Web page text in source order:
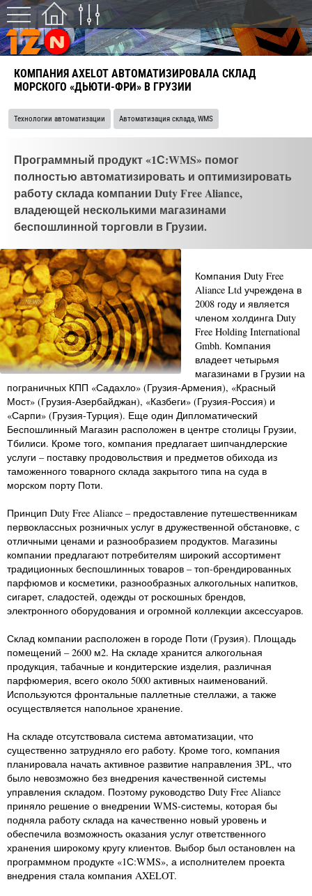
КОМПАНИЯ AXELOT АВТОМАТИЗИРОВАЛА СКЛАД
МОРСКОГО «ДЬЮТИ-ФРИ» В ГРУЗИИ
Технологии автоматизации Автоматизация склада, WMS
Программный продукт «1С:WMS» помог
полностью автоматизировать и оптимизировать
работу склада компании Duty Free Aliance,
владеющей несколькими магазинами
беспошлинной торговли в Грузии.
Компания Duty Free
Aliance Ltd учреждена в
2008 году и является
членом холдинга Duty
Free Holding International
Gmbh. Компания
владеет четырьмя
магазинами в Грузии на
пограничных КПП «Садахло» (Грузия-Армения), «Красный
Мост» (Грузия-Азербайджан), «Казбеги» (Грузия-Россия) и
«Сарпи» (Грузия-Турция). Еще один Дипломатический
Беспошлинный Магазин расположен в центре столицы Грузии,
Тбилиси. Кроме того, компания предлагает шипчандлерские
услуги – поставку продовольствия и предметов обихода из
таможенного товарного склада закрытого типа на суда в
морском порту Поти.
Принцип Duty Free Aliance – предоставление путешественникам
первоклассных розничных услуг в дружественной обстановке, с
отличными ценами и разнообразием продуктов. Магазины
компании предлагают потребителям широкий ассортимент
традиционных беспошлинных товаров – топ-брендированных
парфюмов и косметики, разнообразных алкогольных напитков,
сигарет, сладостей, одежды от роскошных брендов,
электронного оборудования и огромной коллекции аксессуаров.
Склад компании расположен в городе Поти (Грузия). Площадь
помещений – 2600 м2. На складе хранится алкогольная
продукция, табачные и кондитерские изделия, различная
парфюмерия, всего около 5000 активных наименований.
Используются фронтальные паллетные стеллажи, а также
осуществляется напольное хранение.
На складе отсутствовала система автоматизации, что
существенно затрудняло его работу. Кроме того, компания
планировала начать активное развитие направления 3PL, что
было невозможно без внедрения качественной системы
управления складом. Поэтому руководство Duty Free Aliance
приняло решение о внедрении WMS-системы, которая бы
подняла работу склада на качественно новый уровень и
обеспечила возможность оказания услуг ответственного
хранения широкому кругу клиентов. Выбор был остановлен на
программном продукте «1С:WMS», а исполнителем проекта
внедрения стала компания AXELOT.